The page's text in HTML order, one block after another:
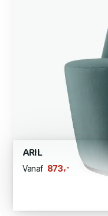
ARIL
Vanaf 873,-